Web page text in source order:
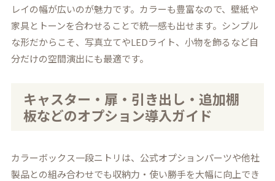
レイの幅が広いのが魅力です。カラーも豊富なので、壁紙や
家具とトーンを合わせることで統一感も出せます。シンプル
な形だからこそ、写真立てやLEDライト、小物を飾るなど自
分だけの空間演出にも最適です。
キャスター・扉・引き出し・追加棚
板などのオプション導入ガイド
カラーボックス一段ニトリは、公式オプションパーツや他社
製品との組み合わせでも収納力・使い勝手を大幅に向上でき